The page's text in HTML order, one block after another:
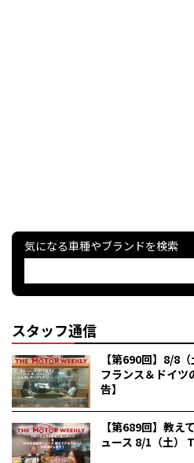
気になる車種やブランドを検索
スタッフ通信
【第690回】8/8
フランス＆ドイツ
告】
【第689回】教え
ュース 8/1（土）